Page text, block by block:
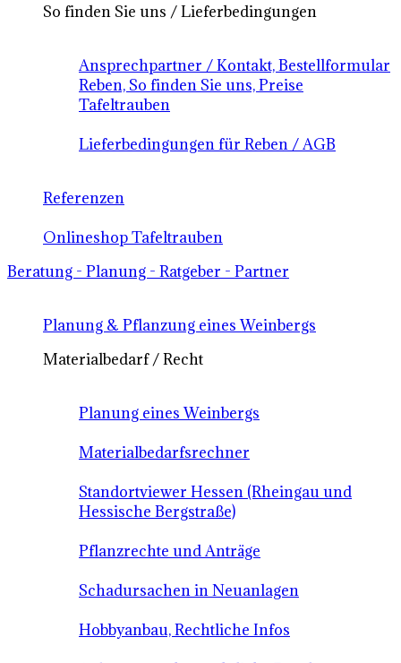
So finden Sie uns / Lieferbedingungen
Ansprechpartner / Kontakt, Bestellformular
Reben, So finden Sie uns, Preise
Tafeltrauben
Lieferbedingungen für Reben / AGB
Referenzen
Onlineshop Tafeltrauben
Beratung - Planung - Ratgeber - Partner
Planung & Pflanzung eines Weinbergs
Materialbedarf / Recht
Planung eines Weinbergs
Materialbedarfsrechner
Standortviewer Hessen (Rheingau und
Hessische Bergstraße)
Pflanzrechte und Anträge
Schadursachen in Neuanlagen
Hobbyanbau, Rechtliche Infos